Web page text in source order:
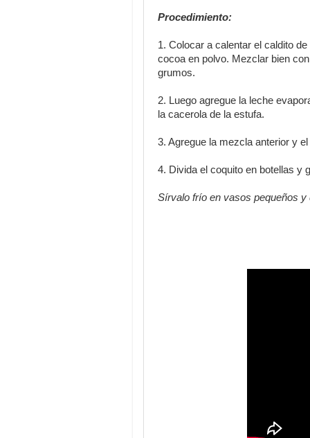
Procedimiento:
1. Colocar a calentar el caldito
cocoa en polvo. Mezclar bien
grumos.
2. Luego agregue la leche
la cacerola de la estufa.
3. Agregue la mezcla anterior y
4. Divida el coquito en botellas y
Sírvalo frío en vasos pequeños